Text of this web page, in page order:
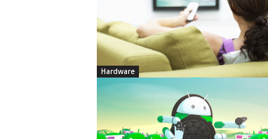
Hardware